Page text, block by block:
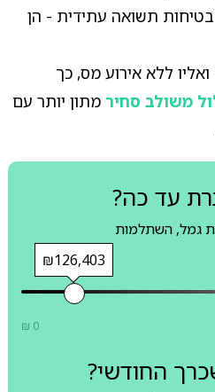
תשואה עתידית - הן
ללא אירוע מס, כך
משולב סחירמתון יותר עם
עד כה?
גמל, השתלמות
₪126,403
₪ 0
החודשי?